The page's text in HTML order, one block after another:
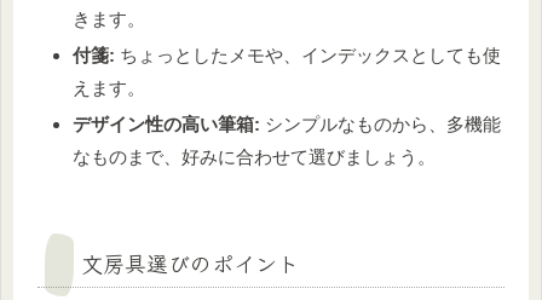
きます。
付箋: ちょっとしたメモや、インデックスとしても使
えます。
デザイン性の高い筆箱: シンプルなものから、多機能
なものまで、好みに合わせて選びましょう。
文房具選びのポイント